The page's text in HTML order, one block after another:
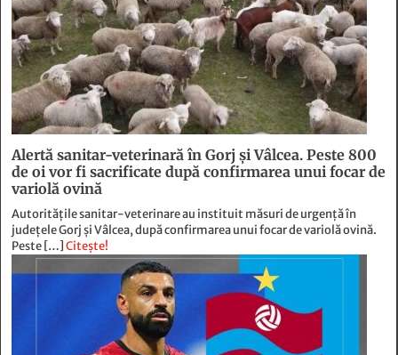
Alertă sanitar-veterinară în Gorj și Vâlcea. Peste 800
de oi vor fi sacrificate după confirmarea unui focar de
variolă ovină
Autoritățile sanitar-veterinare au instituit măsuri de urgență în
județele Gorj și Vâlcea, după confirmarea unui focar de variolă ovină.
Peste […]Citește!